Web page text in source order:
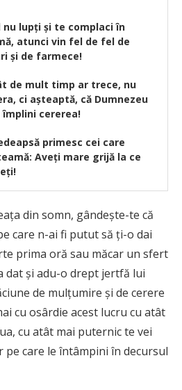
nu lupţi şi te complaci în
atunci vin fel de fel de
şi de farmece!
de mult timp ar trece, nu
ci aşteaptă, că Dumnezeu
cererea!
primesc cei care
Aveți mare grijă la ce
din somn, gândeşte-te că
care n-ai fi putut să ţi-o dai
prima oră sau măcar un sfert
dat şi adu-o drept jertfă lui
de mulţumire şi de cerere
cu osârdie acest lucru cu atât
cu atât mai puternic te vei
care le întâmpini în decursul